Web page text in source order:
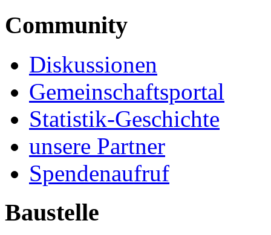
Community
Diskussionen
Gemeinschaftsportal
Statistik-Geschichte
unsere Partner
Spendenaufruf
Baustelle